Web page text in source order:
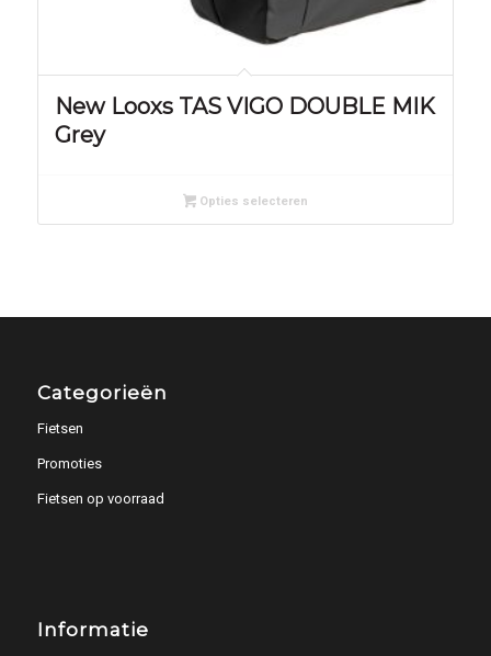
New Looxs TAS VIGO DOUBLE MIK
Grey
Opties selecteren
Categorieën
Fietsen
Promoties
Fietsen op voorraad
Informatie